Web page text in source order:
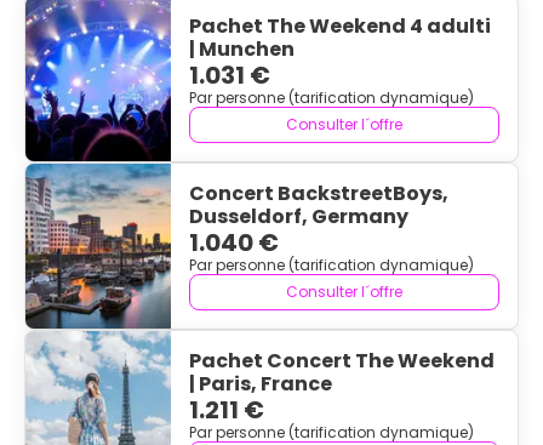
Pachet The Weekend 4 adulti
| Munchen
1.031 €
Par personne (tarification dynamique)
Consulter l´offre
Concert BackstreetBoys,
Dusseldorf, Germany
1.040 €
Par personne (tarification dynamique)
Consulter l´offre
Pachet Concert The Weekend
| Paris, France
1.211 €
Par personne (tarification dynamique)